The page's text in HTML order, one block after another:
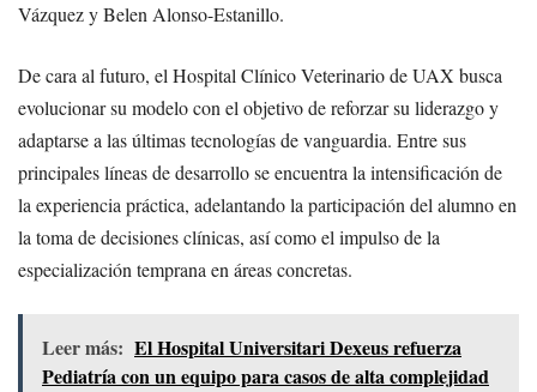
Vázquez y Belen Alonso-Estanillo.
De cara al futuro, el Hospital Clínico Veterinario de UAX busca
evolucionar su modelo con el objetivo de reforzar su liderazgo y
adaptarse a las últimas tecnologías de vanguardia. Entre sus
principales líneas de desarrollo se encuentra la intensificación de
la experiencia práctica, adelantando la participación del alumno en
la toma de decisiones clínicas, así como el impulso de la
especialización temprana en áreas concretas.
Leer más: El Hospital Universitari Dexeus refuerza
Pediatría con un equipo para casos de alta complejidad